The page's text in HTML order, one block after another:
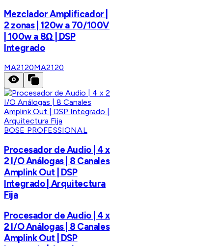
Mezclador Amplificador |
2 zonas | 120w a 70/100V
| 100w a 8Ω | DSP
Integrado
MA2120MA2120
BOSE PROFESSIONAL
Procesador de Audio | 4 x
2 I/O Análogas | 8 Canales
Amplink Out | DSP
Integrado | Arquitectura
Fija
Procesador de Audio | 4 x
2 I/O Análogas | 8 Canales
Amplink Out | DSP